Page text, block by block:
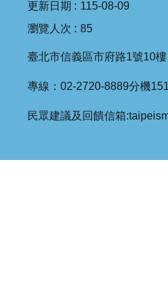
更新日期
115-08-09
瀏覽人次
85
臺北市信義區市府路1號10樓
專線：02-2720-8889分機
民眾建議及回饋信箱